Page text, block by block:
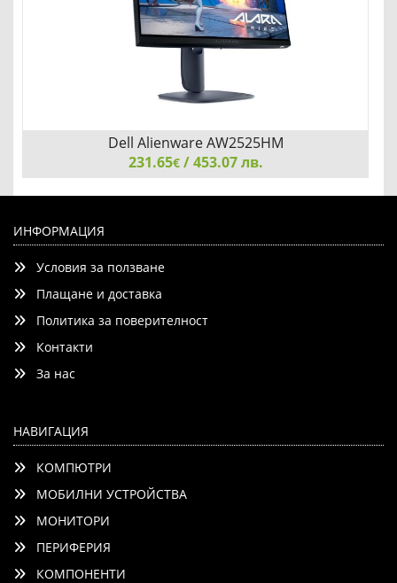
x 1080 ), 0.05 ms GtG, AMD FreeSync, NVIDIA G-SYNC,
1000:1, 400 cd/m2, 320Hz, HDMI, DP, USB 5Gbps, USB-A,
Height Adjustable, Pivot, Swivel, Tilt, Black
Dell Alienware AW2525HM
231.65€/ 453.07 лв.
ИНФОРМАЦИЯ
Условия за ползване
Плащане и доставка
Политика за поверителност
Контакти
За нас
НАВИГАЦИЯ
КОМПЮТРИ
МОБИЛНИ УСТРОЙСТВА
МОНИТОРИ
ПЕРИФЕРИЯ
КОМПОНЕНТИ